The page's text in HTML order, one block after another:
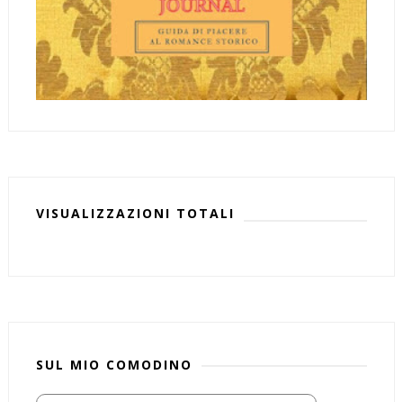
VISUALIZZAZIONI TOTALI
SUL MIO COMODINO